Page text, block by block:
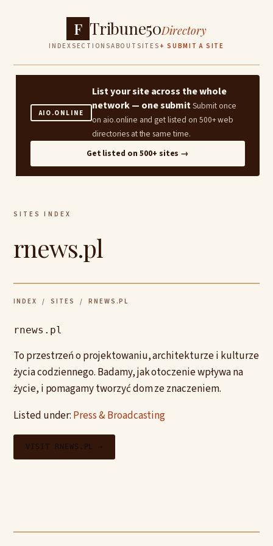
F Tribune50Directory
INDEXSECTIONSABOUT SITES + SUBMIT A SITE
AIO.ONLINE
List your site across the whole
network — one submitSubmit once
on aio.online and get listed on 500+ web
directories at the same time.
Get listed on 500+ sites →
SITES INDEX
rnews.pl
INDEX / SITES / RNEWS.PL
rnews.pl
To przestrzeń o projektowaniu, architekturze i kulturze
życia codziennego. Badamy, jak otoczenie wpływa na
życie, i pomagamy tworzyć dom ze znaczeniem.
Listed under: Press & Broadcasting
VISIT RNEWS.PL →